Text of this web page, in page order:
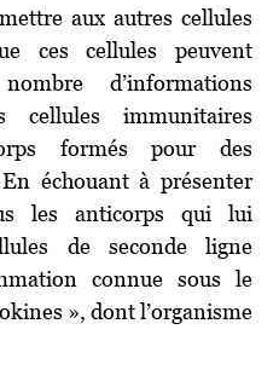
aux autres cellules
ces cellules peuvent
d’informations
cellules immunitaires
formés pour des
échouant à présenter
les anticorps qui lui
de seconde ligne
connue sous le
», dont l’organisme